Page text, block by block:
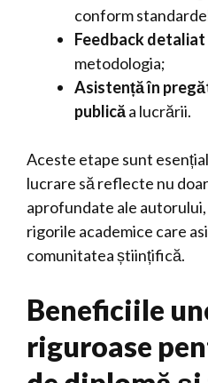
conform
Feedback detaliat
metodologia;
Asistență în
publicăa lucrării.
Aceste etape sunt
lucrare să reflecte nu
aprofundate ale
rigorile academice care
comunitatea științifică.
Beneficiile
riguroase